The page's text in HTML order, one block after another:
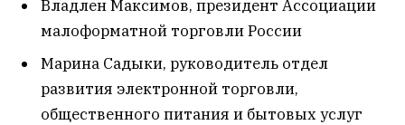
Владлен Максимов, президент Ассоциации
малоформатной торговли России
Марина Садыки, руководитель отдел
развития электронной торговли,
общественного питания и бытовых услуг